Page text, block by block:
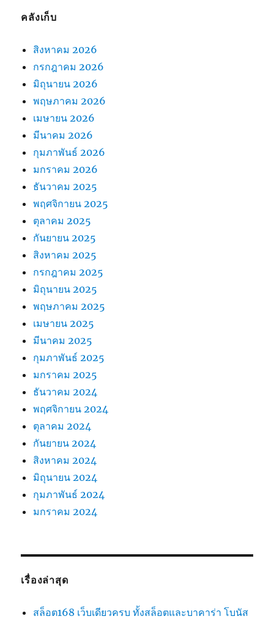
คลังเก็บ
สิงหาคม 2026
กรกฎาคม 2026
มิถุนายน 2026
พฤษภาคม 2026
เมษายน 2026
มีนาคม 2026
กุมภาพันธ์ 2026
มกราคม 2026
ธันวาคม 2025
พฤศจิกายน 2025
ตุลาคม 2025
กันยายน 2025
สิงหาคม 2025
กรกฎาคม 2025
มิถุนายน 2025
พฤษภาคม 2025
เมษายน 2025
มีนาคม 2025
กุมภาพันธ์ 2025
มกราคม 2025
ธันวาคม 2024
พฤศจิกายน 2024
ตุลาคม 2024
กันยายน 2024
สิงหาคม 2024
มิถุนายน 2024
กุมภาพันธ์ 2024
มกราคม 2024
เรื่องล่าสุด
สล็อต168 เว็บเดียวครบ ทั้งสล็อตและบาคาร่า โบนัส